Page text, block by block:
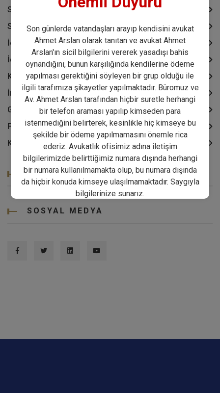
Sözleşmeler Hukuku
Sigorta Hukuku
İcra ve İflas Hukuku
İdare Hukuku
Kira Hukuku
İnsan Hakları Hukuku
Göçmenlik ve Vatandaşlık Hukuku
Fikri Sinai Haklar Hukuku
Kıymetli Evrak Hukuku
SON MAKALELER
SOSYAL MEDYA
Son günlerde vatandaşları arayıp kendisini avukat
Ahmet Arslan olarak tanıtan ve avukat Ahmet
Arslan'ın sicil bilgilerini vererek yasadışı bahis
oynandığını, bunun karşılığında kendilerine ödeme
yapılması gerektiğini söyleyen bir grup olduğu ile
ilgili tarafımıza şikayetler yapılmaktadır. Büromuz ve
Av. Ahmet Arslan tarafından hiçbir suretle herhangi
bir telefon araması yapılıp kimseden para
istenmediğini belirterek, kesinlikle hiç kimseye bu
şekilde bir ödeme yapılmamasını önemle rica
ederiz. Avukatlık ofisimiz adına iletişim
bilgilerimizde belirttiğimiz numara dışında herhangi
bir numara kullanılmamakta olup, bu numara dışında
da hiçbir konuda kimseye ulaşılmamaktadır. Saygıyla
bilgilerinize sunarız.